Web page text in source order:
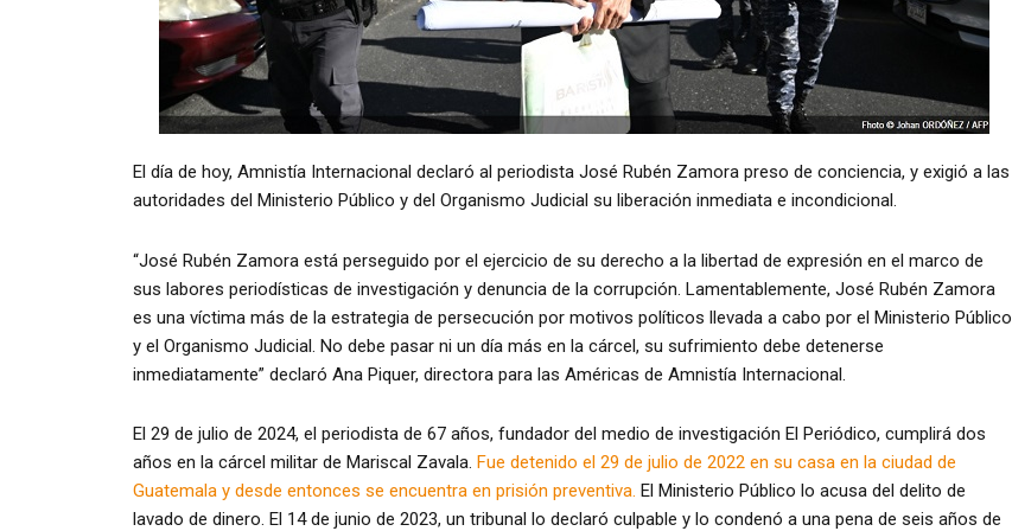
El día de hoy, Amnistía Internacional declaró al periodista José Rubén Zamora preso de conciencia, y exigió a las
autoridades del Ministerio Público y del Organismo Judicial su liberación inmediata e incondicional.
“José Rubén Zamora está perseguido por el ejercicio de su derecho a la libertad de expresión en el marco de
sus labores periodísticas de investigación y denuncia de la corrupción. Lamentablemente, José Rubén Zamora
es una víctima más de la estrategia de persecución por motivos políticos llevada a cabo por el Ministerio Público
y el Organismo Judicial. No debe pasar ni un día más en la cárcel, su sufrimiento debe detenerse
inmediatamente” declaró Ana Piquer, directora para las Américas de Amnistía Internacional.
El 29 de julio de 2024, el periodista de 67 años, fundador del medio de investigación El Periódico, cumplirá dos
años en la cárcel militar de Mariscal Zavala. Fue detenido el 29 de julio de 2022 en su casa en la ciudad de
Guatemala y desde entonces se encuentra en prisión preventiva. El Ministerio Público lo acusa del delito de
lavado de dinero. El 14 de junio de 2023, un tribunal lo declaró culpable y lo condenó a una pena de seis años de